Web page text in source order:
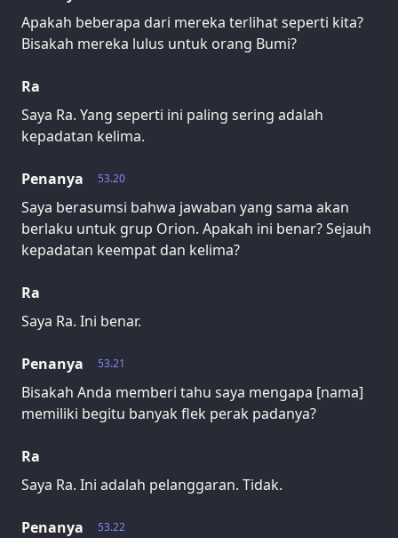
Apakah beberapa dari mereka terlihat seperti kita?
Bisakah mereka lulus untuk orang Bumi?
Ra
Saya Ra. Yang seperti ini paling sering adalah
kepadatan kelima.
53.20
Penanya
Saya berasumsi bahwa jawaban yang sama akan
berlaku untuk grup Orion. Apakah ini benar? Sejauh
kepadatan keempat dan kelima?
Ra
Saya Ra. Ini benar.
53.21
Penanya
Bisakah Anda memberi tahu saya mengapa [nama]
memiliki begitu banyak flek perak padanya?
Ra
Saya Ra. Ini adalah pelanggaran. Tidak.
53.22
Penanya